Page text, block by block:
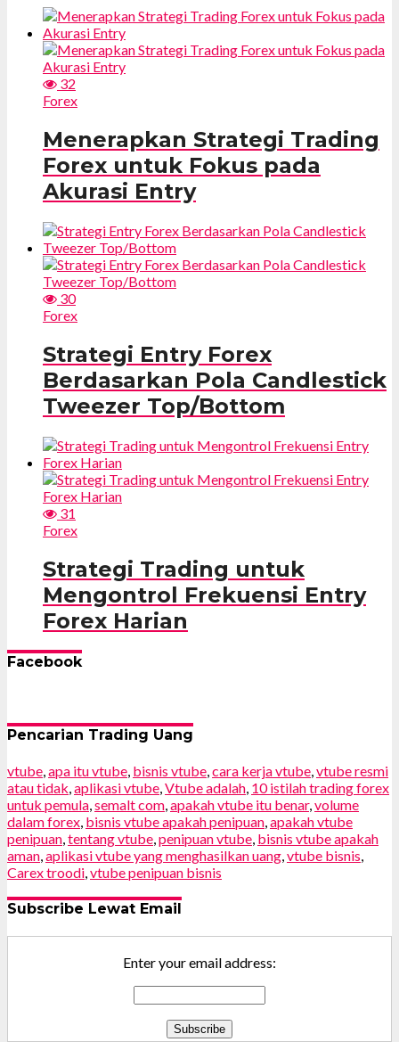
32
Forex
Menerapkan Strategi Trading
Forex untuk Fokus pada
Akurasi Entry
30
Forex
Strategi Entry Forex
Berdasarkan Pola Candlestick
Tweezer Top/Bottom
31
Forex
Strategi Trading untuk
Mengontrol Frekuensi Entry
Forex Harian
Facebook
Pencarian Trading Uang
vtube,apa itu vtube, bisnis vtube,cara kerja vtube,vtube resmi
atau tidak,aplikasi vtube,Vtube adalah, 10 istilah trading forex
untuk pemula,semalt com,apakah vtube itu benar,volume
dalam forex, bisnis vtube apakah penipuan,apakah vtube
penipuan,tentang vtube,penipuan vtube, bisnis vtube apakah
aman,aplikasi vtube yang menghasilkan uang,vtube bisnis,
Carex troodi,vtube penipuan bisnis
Subscribe Lewat Email
Enter your email address: